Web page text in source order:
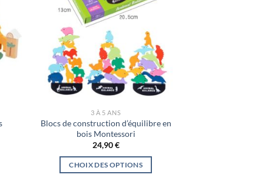
3 À 5 ANS
Blocs de construction d’équilibre en
bois Montessori
24,90€
CHOIX DES OPTIONS